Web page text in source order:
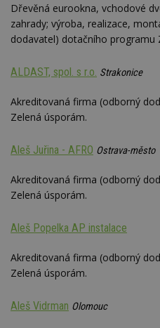
Dřevěná eurookna, vchodové
zahrady; výroba, realizace,
dodavatel) dotačního programu
ALDAST, spol. s r.o. Strakonice
Akreditovaná firma (odborný
Zelená úsporám.
Aleš Juřina - AFRO Ostrava-město
Akreditovaná firma (odborný
Zelená úsporám.
Aleš Popelka AP instalace
Akreditovaná firma (odborný
Zelená úsporám.
Aleš Vidrman Olomouc